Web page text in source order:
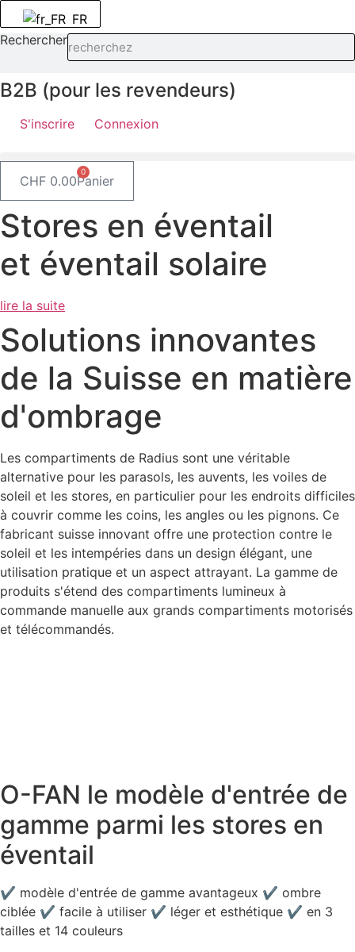
Passer
au
contenu
FR
Rechercher
B2B (pour les revendeurs)
S'inscrire Connexion
CHF 0.00
0
Panier
Stores en éventail
et éventail solaire
lire la suite
Solutions innovantes
de la Suisse en matière
d'ombrage
Les compartiments de Radius sont une véritable
alternative pour les parasols, les auvents, les voiles de
soleil et les stores, en particulier pour les endroits difficiles
à couvrir comme les coins, les angles ou les pignons. Ce
fabricant suisse innovant offre une protection contre le
soleil et les intempéries dans un design élégant, une
utilisation pratique et un aspect attrayant. La gamme de
produits s'étend des compartiments lumineux à
commande manuelle aux grands compartiments motorisés
et télécommandés.
O-FAN le modèle d'entrée de
gamme parmi les stores en
éventail
✔ modèle d'entrée de gamme avantageux ✔ ombre
ciblée ✔ facile à utiliser ✔ léger et esthétique ✔ en 3
tailles et 14 couleurs